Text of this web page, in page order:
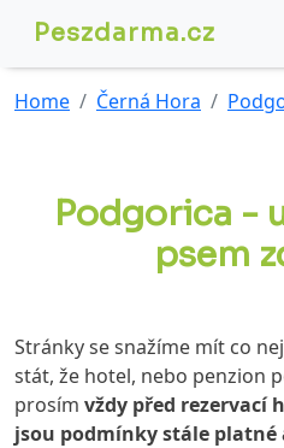
Peszdarma.cz
Home Černá Hora
Podgorica -
psem
Stránky se snažíme mít co
stát, že hotel, nebo penzion
prosím vždy před rezervací
jsou podmínky stále platné